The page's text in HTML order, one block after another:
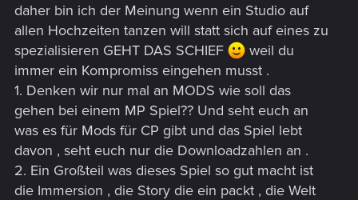
daher bin ich der Meinung wenn ein Studio auf
allen Hochzeiten tanzen will statt sich auf eines zu
spezialisieren GEHT DAS SCHIEF
weil du
immer ein Kompromiss eingehen musst .
1. Denken wir nur mal an MODS wie soll das
gehen bei einem MP Spiel?? Und seht euch an
was es für Mods für CP gibt und das Spiel lebt
davon , seht euch nur die Downloadzahlen an .
2. Ein Großteil was dieses Spiel so gut macht ist
die Immersion , die Story die ein packt , die Welt